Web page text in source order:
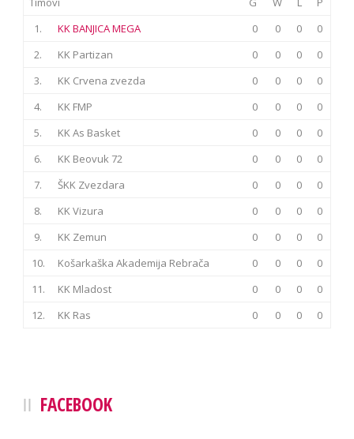
1.
KK BANJICA MEGA 0 0 0
0
2.
KK Partizan 0 0 0
0
3.
KK Crvena zvezda 0 0 0
0
4.
KK FMP 0 0 0
0
5.
KK As Basket 0 0 0
0
6.
KK Beovuk 72 0 0 0
0
7.
ŠKK Zvezdara 0 0 0
0
8.
KK Vizura 0 0 0
0
9.
KK Zemun 0 0 0
0
10.
Košarkaška Akademija Rebrača 0 0 0
0
11.
KK Mladost 0 0 0
0
12.
KK Ras 0 0 0 0
FACEBOOK